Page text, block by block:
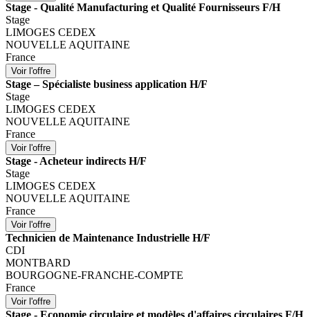
Stage - Qualité Manufacturing et Qualité Fournisseurs F/H
Stage
LIMOGES CEDEX
NOUVELLE AQUITAINE
France
Stage – Spécialiste business application H/F
Stage
LIMOGES CEDEX
NOUVELLE AQUITAINE
France
Stage - Acheteur indirects H/F
Stage
LIMOGES CEDEX
NOUVELLE AQUITAINE
France
Technicien de Maintenance Industrielle H/F
CDI
MONTBARD
BOURGOGNE-FRANCHE-COMPTE
France
Stage - Economie circulaire et modèles d'affaires circulaires F/H